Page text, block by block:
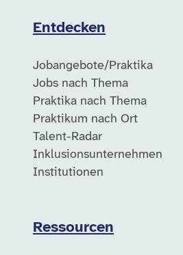
Entdecken
Jobangebote/Praktika
Jobs nach Thema
Praktika nach Thema
Praktikum nach Ort
Talent-Radar
Inklusionsunternehmen
Institutionen
Ressourcen